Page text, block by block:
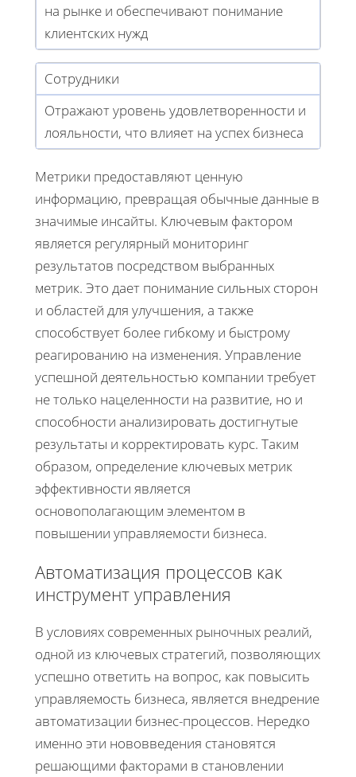
на рынке и обеспечивают понимание
клиентских нужд
Сотрудники
Отражают уровень удовлетворенности и
лояльности, что влияет на успех бизнеса
Метрики предоставляют ценную
информацию, превращая обычные данные в
значимые инсайты. Ключевым фактором
является регулярный мониторинг
результатов посредством выбранных
метрик. Это дает понимание сильных сторон
и областей для улучшения, а также
способствует более гибкому и быстрому
реагированию на изменения. Управление
успешной деятельностью компании требует
не только нацеленности на развитие, но и
способности анализировать достигнутые
результаты и корректировать курс. Таким
образом, определение ключевых метрик
эффективности является
основополагающим элементом в
повышении управляемости бизнеса.
Автоматизация процессов как
инструмент управления
В условиях современных рыночных реалий,
одной из ключевых стратегий, позволяющих
успешно ответить на вопрос, как повысить
управляемость бизнеса, является внедрение
автоматизации бизнес-процессов. Нередко
именно эти нововведения становятся
решающими факторами в становлении